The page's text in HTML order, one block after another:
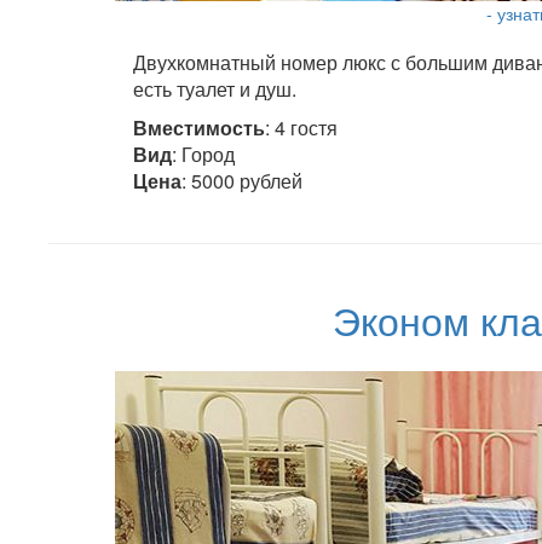
-
Двухкомнатный номер люкс с большим
есть туалет и душ.
Вместимость: 4 гостя
Вид: Город
Цена: 5000 рублей
Эконом